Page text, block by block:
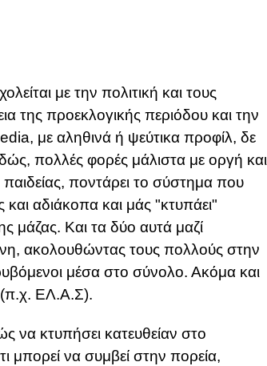
με την πολιτική και τους
της προεκλογικής περιόδου και την
με αληθινά ή ψεύτικα προφίλ, δε
πολλές φορές μάλιστα με οργή και
παιδείας, ποντάρει το σύστημα που
αδιάκοπα και μάς "κτυπάει"
μάζας. Και τα δύο αυτά μαζί
ακολουθώντας τους πολλούς στην
μέσα στο σύνολο. Ακόμα και
(π.χ. ΕΛ.Α.Σ).
να κτυπήσει κατευθείαν στο
μπορεί να συμβεί στην πορεία,